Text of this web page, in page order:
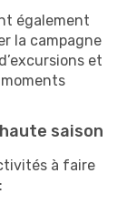
également
la campagne
et
saison
à faire